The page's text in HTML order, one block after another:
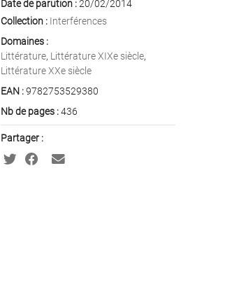
Date de parution :20/02/2014
Collection : Interférences
Domaines :
Littérature, Littérature XIXe siècle,
Littérature XXe siècle
EAN :9782753529380
Nb de pages :436
Partager :